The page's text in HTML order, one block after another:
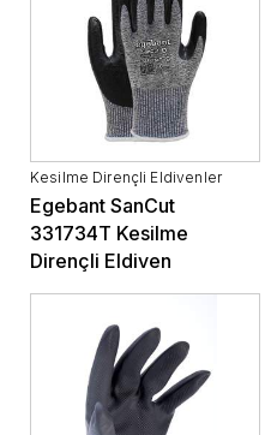
Kesilme Dirençli Eldivenler
Egebant SanCut
331734T Kesilme
Dirençli Eldiven